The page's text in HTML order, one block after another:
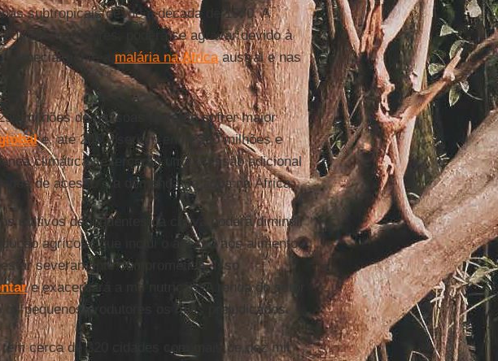
subtropicais desde a década de 1970. A
fatores, poderá se agravar devido à
especialmente a malária na Áfricaaustral e nas
milhões de pessoas poderão sofrer maior
e, até 2050, seriam entre 350 milhões e
climáticas exercerão uma pressão adicional
de acesso e a demanda de água na África.
cultivos dependentes da chuva poderá diminuir
agrícola, que inclui o acesso aos alimentos
severamente comprometida. Isso
e exacerbará a má nutrição. A renda do setor
pequenos produtores os mais prejudicados.
cerca de 320 cidades com mais de dez mil